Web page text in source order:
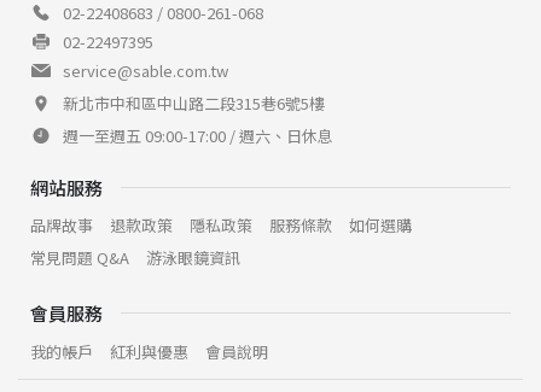
02-22408683 / 0800-261-068
02-22497395
service@sable.com.tw
新北市中和區中山路二段315巷6號5樓
週一至週五 09:00-17:00 / 週六、日休息
網站服務
品牌故事 退款政策 隱私政策 服務條款
如何選購
常見問題 Q&A
游泳眼鏡資訊
會員服務
我的帳戶 紅利與優惠 會員說明